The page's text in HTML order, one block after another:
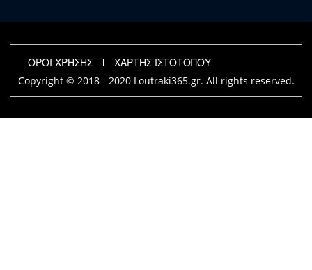
ΟΡΟΙ ΧΡΗΣΗΣ
ΧΑΡΤΗΣ ΙΣΤΟΤΟΠΟΥ
Copyright © 2018 - 2020 Loutraki365.gr. All rights reserved.